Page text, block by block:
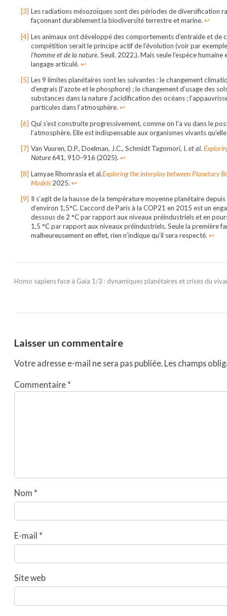
Les radiations mésozoïques sont des périodes de diversification
façonnant durablement la biodiversité terrestre et marine.↩︎
Les animaux ont développé des comportements d’entraide et de
compétition serait le principe actif de l’évolution (voir par
l’homme et de la nature. Seuil. 2022.). Mais seule l’espèce
langage articulé. ↩︎
Les 9 limites planétaires sont les suivantes : le changement
d’engrais (l’azote et le phosphore) ; le changement d’usage des
substances dans la nature ;l’acidification des océans ;
particules dans l’atmosphère.↩︎
Qui s’est construite progressivement, comme on l’a vu dans le
l’atmosphère. Elle est indispensable aux organismes vivants
Van Vuuren, D.P., Doelman, J.C., Schmidt Tagomori, I. et al.
Nature641, 910–916 (2025). ↩︎
Lamyae Rhomrasia et al.Exploring the interplay between Planetary
Models 2025. ↩︎
Il s’agit de la hausse de la température moyenne planétaire
d’environ 1,5°C. L’accord de Paris à la COP21 en 2015 est un
dessous de 2 °C par rapport aux niveaux préindustriels et en
1,5 °C par rapport aux niveaux préindustriels. Seule la première
malheureusement en effet, rien n’indique qu’il sera respecté. ↩︎
Homo sapiens face à Gaïa 1/3 : dynamiques planétaires et crises du
Laisser un commentaire
Votre adresse e-mail ne sera pas publiée. Les champs
Commentaire *
Nom *
E-mail *
Site web